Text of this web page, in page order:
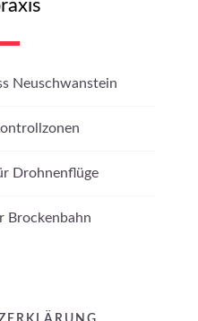
Neuschwanstein
Drohnenflüge
Brockenbahn